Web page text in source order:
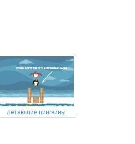
Летающие пингвины